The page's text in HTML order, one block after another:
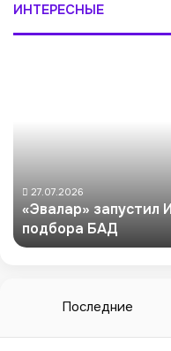
ИНТЕРЕСНЫЕ
п
л
27.07.2026
«Эвалар» запустил
подбора БАД
Последние